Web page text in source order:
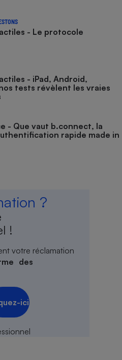
- Le protocole
- iPad, Android,
tests révèlent les vraies
- Que vaut b.connect, la
rapide made in
?
!
votre réclamation
des
ici